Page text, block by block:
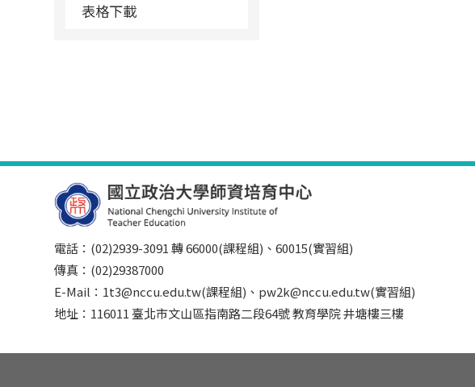
表格下載
電話：(02)2939-3091 轉 66000(課程組)、60015(實習組)
傳真：(02)29387000
E-Mail：1t3@nccu.edu.tw(課程組)、pw2k@nccu.edu.tw(實習組)
地址：116011 臺北市文山區指南路二段64號 教育學院 井塘樓三樓